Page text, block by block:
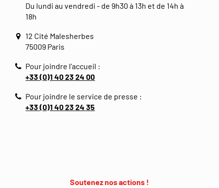
Du lundi au vendredi - de 9h30 à 13h et de 14h à
18h
12 Cité Malesherbes
75009 Paris
Pour joindre l'accueil :
+33 (0)1 40 23 24 00
Pour joindre le service de presse :
+33 (0)1 40 23 24 35
Soutenez nos actions !